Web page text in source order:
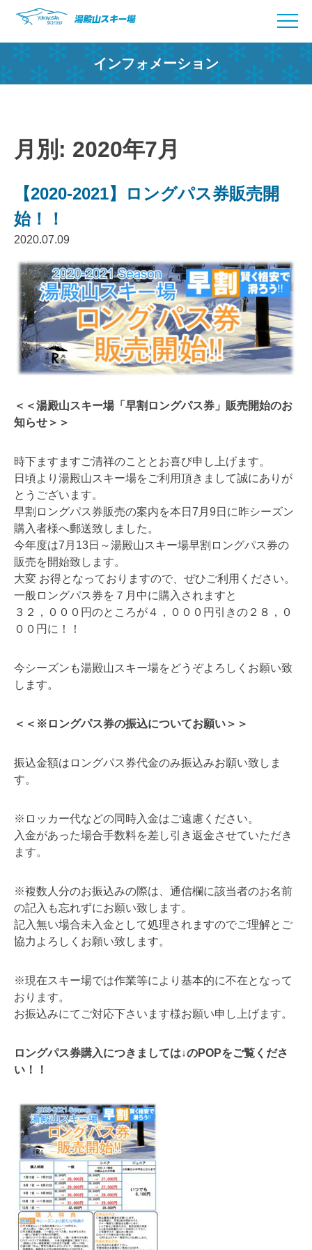
content
インフォメーション
月別: 2020年7月
【2020-2021】ロングパス券販売開
始！！
2020.07.09
＜＜湯殿山スキー場「早割ロングパス券」販売開始のお
知らせ＞＞
時下ますますご清祥のこととお喜び申し上げます。
日頃より湯殿山スキー場をご利用頂きまして誠にありが
とうございます。
早割ロングパス券販売の案内を本日7月9日に昨シーズン
購入者様へ郵送致しました。
今年度は7月13日～湯殿山スキー場早割ロングパス券の
販売を開始致します。
大変 お得となっておりますので、ぜひご利用ください。
一般ロングパス券を７月中に購入されますと
３２，０００円のところが４，０００円引きの２８，０
００円に！！
今シーズンも湯殿山スキー場をどうぞよろしくお願い致
します。
＜＜※ロングパス券の振込についてお願い＞＞
振込金額はロングパス券代金のみ振込みお願い致しま
す。
※ロッカー代などの同時入金はご遠慮ください。
入金があった場合手数料を差し引き返金させていただき
ます。
※複数人分のお振込みの際は、通信欄に該当者のお名前
の記入も忘れずにお願い致します。
記入無い場合未入金として処理されますのでご理解とご
協力よろしくお願い致します。
※現在スキー場では作業等により基本的に不在となって
おります。
お振込みにてご対応下さいます様お願い申し上げます。
ロングパス券購入につきましては↓のPOPをご覧くださ
い！！